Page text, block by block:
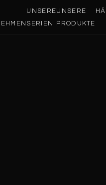
UNSERE
SERIEN
UNSERE
PRODUKTE